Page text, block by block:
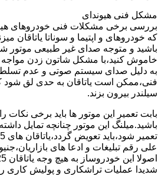
مشکل فنی هیوندای
بررسی برخی مشکلات فنی خودروهای
که خودروهای و اپتیما و سوناتا یاتاقان
باشید و متوجه صدای غیر طبیعی موتور
خاموش کنید،با مشکل شاتون زدن
به دلیل صدای سیستم صوتی و عدم تسلط
فنی،ممکن است یاتاقان به حدی لق شود
سیلندر بیرون بزند.
بابت تعمیر این موتور ها باید برخی نکات
باشید.میلنگ این موتور چنانچه تمایل
علی رقم تبلیغات و ادعا های
شدیدا عملیات تراشکاری و پولیش کاری